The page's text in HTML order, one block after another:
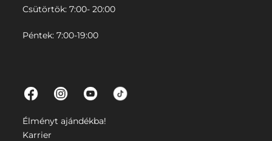
Csütörtök: 7:00- 20:00
Péntek: 7:00-19:00
Élményt ajándékba!
Karrier